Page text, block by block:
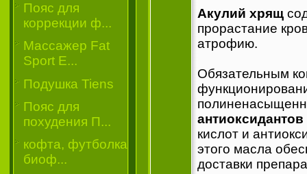
Пояс для
коррекции ф...
Массажер Fat
Sport E...
Подушка Tiens
Пояс для
похудения П...
кофта, футболка
биоф...
Акулий хрящ
прорастание
атрофию.
Обязательным
кислот и
этого масла
доставки